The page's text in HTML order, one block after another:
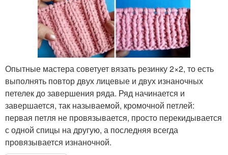
Опытные мастера советует вязать резинку 2×2, то есть
выполнять повтор двух лицевые и двух изнаночных
петелек до завершения ряда. Ряд начинается и
завершается, так называемой, кромочной петлей:
первая петля не провязывается, просто перекидывается
с одной спицы на другую, а последняя всегда
провязывается изнаночной.